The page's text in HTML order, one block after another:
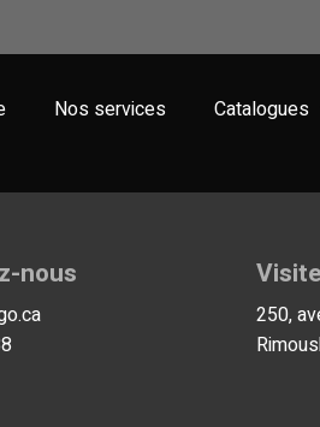
Nos services Catalogues
nous
250,